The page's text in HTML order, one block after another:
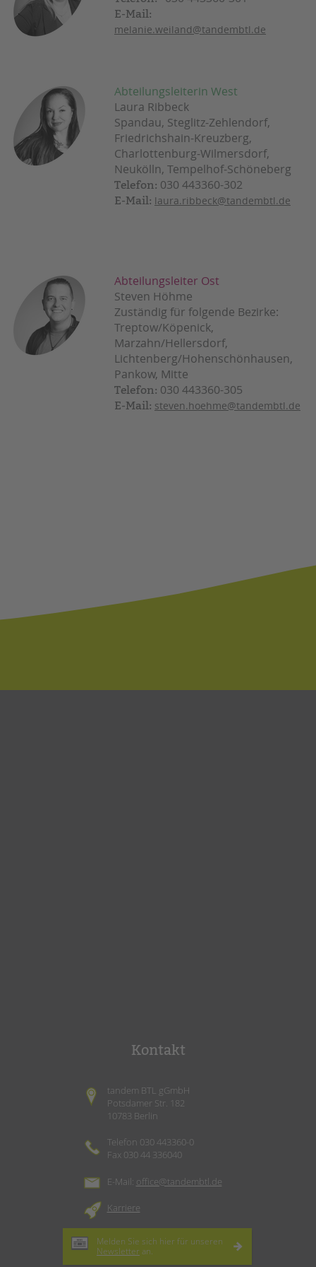
E-Mail:
melanie.weiland@tandembtl.de
Abteilungsleiterin West
Laura Ribbeck
Spandau, Steglitz-Zehlendorf,
Friedrichshain-Kreuzberg,
Charlottenburg-Wilmersdorf,
Neukölln, Tempelhof-Schöneberg
Telefon: 030 443360-302
E-Mail: laura.ribbeck@tandembtl.de
Abteilungsleiter Ost
Steven Höhme
Zuständig für folgende Bezirke:
Treptow/Köpenick,
Marzahn/Hellersdorf,
Lichtenberg/Hohenschönhausen,
Pankow, Mitte
Telefon: 030 443360-305
E-Mail: steven.hoehme@tandembtl.de
Kontakt
tandem BTL gGmbH
Potsdamer Str. 182
10783 Berlin
Telefon 030 443360-0
Fax 030 44 336040
E-Mail: office@tandembtl.de
Karriere
Melden Sie sich hier für unseren
Newsletter an.